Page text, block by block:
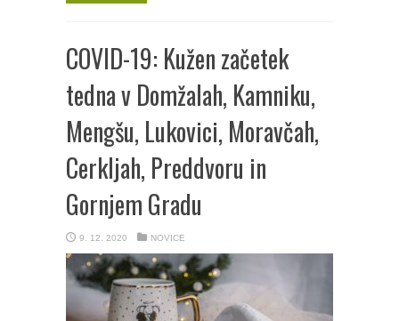
COVID-19: Kužen začetek
tedna v Domžalah, Kamniku,
Mengšu, Lukovici, Moravčah,
Cerkljah, Preddvoru in
Gornjem Gradu
9. 12. 2020 NOVICE